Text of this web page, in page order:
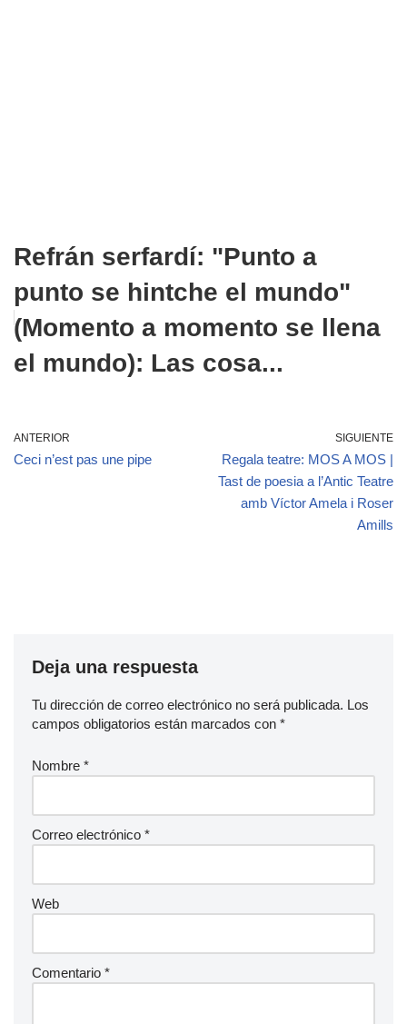
Refrán serfardí: "Punto a
punto se hintche el mundo"
(Momento a momento se llena
el mundo): Las cosa...
ANTERIOR
Ceci n’est pas une pipe
SIGUIENTE
Regala teatre: MOS A MOS |
Tast de poesia a l’Antic Teatre
amb Víctor Amela i Roser
Amills
Deja una respuesta
Tu dirección de correo electrónico no será publicada. Los
campos obligatorios están marcados con *
Nombre *
Correo electrónico *
Web
Comentario *